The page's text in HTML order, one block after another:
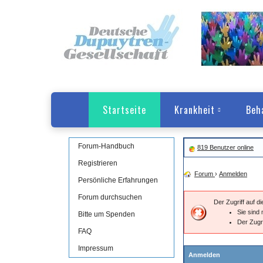
Startseite Krankheit
Forum-Handbuch
Registrieren
Persönliche Erfahrungen
Forum durchsuchen
Bitte um Spenden
FAQ
Impressum
819 Benutzer online
Forum › Anmelden
Der Zugriff auf
Sie sind
Der
Anmelden